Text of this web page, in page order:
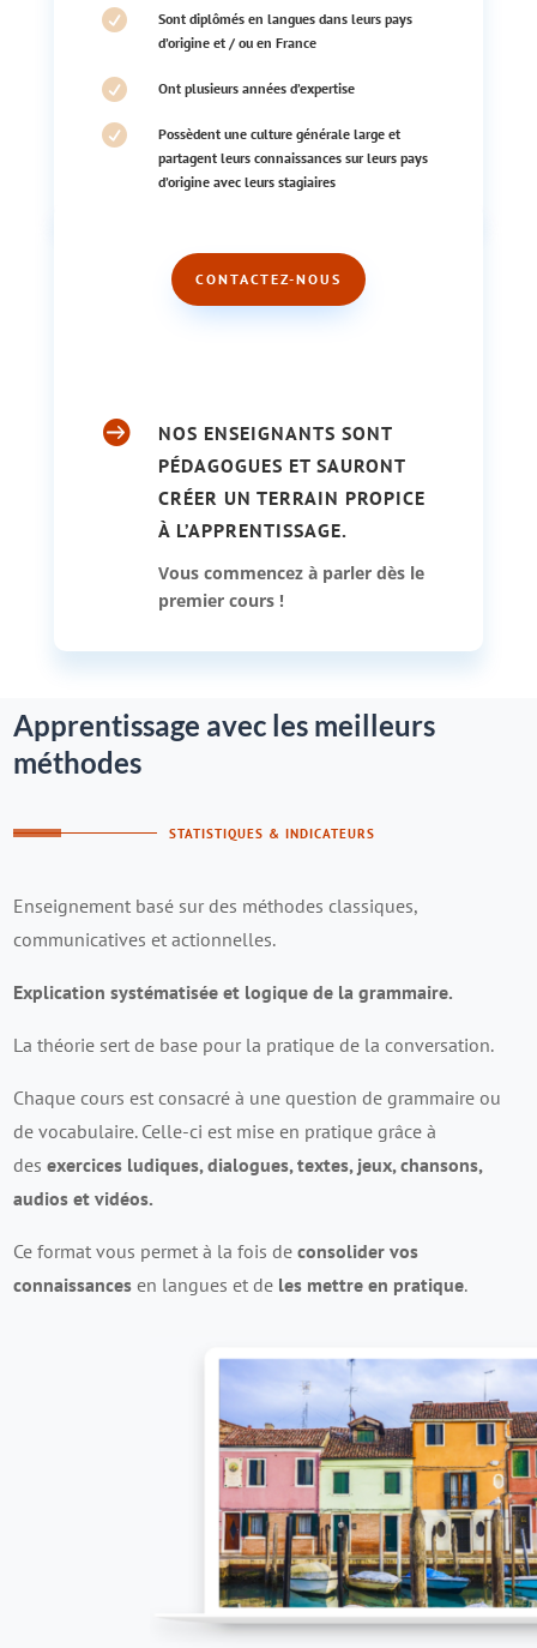

Sont diplômés en langues dans leurs pays
d’origine et / ou en France
 Ont plusieurs années d’expertise

Possèdent une culture générale large et
partagent leurs connaissances sur leurs pays
d’origine avec leurs stagiaires
CONTACTEZ-NOUS

NOS ENSEIGNANTS SONT
PÉDAGOGUES ET SAURONT
CRÉER UN TERRAIN PROPICE
À L’APPRENTISSAGE.
Vous commencez à parler dès le
premier cours !
Apprentissage avec les meilleurs
méthodes
STATISTIQUES & INDICATEURS
Enseignement basé sur des méthodes classiques,
communicatives et actionnelles.
Explication systématisée et logique de la grammaire.
La théorie sert de base pour la pratique de la conversation.
Chaque cours est consacré à une question de grammaire ou
de vocabulaire. Celle-ci est mise en pratique grâce à
des exercices ludiques, dialogues, textes, jeux, chansons,
audios et vidéos.
Ce format vous permet à la fois de consolider vos
connaissances en langues et de les mettre en pratique.